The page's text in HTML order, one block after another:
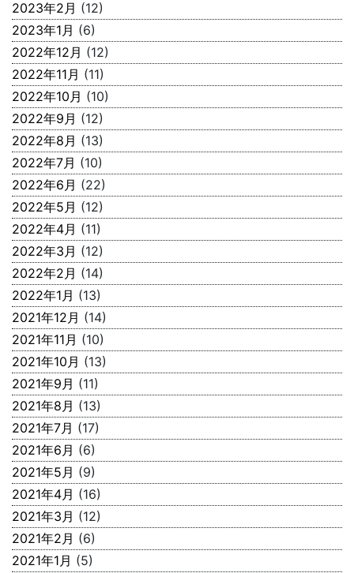
2023年2月 (12)
2023年1月 (6)
2022年12月 (12)
2022年11月 (11)
2022年10月 (10)
2022年9月 (12)
2022年8月 (13)
2022年7月 (10)
2022年6月 (22)
2022年5月 (12)
2022年4月 (11)
2022年3月 (12)
2022年2月 (14)
2022年1月 (13)
2021年12月 (14)
2021年11月 (10)
2021年10月 (13)
2021年9月 (11)
2021年8月 (13)
2021年7月 (17)
2021年6月 (6)
2021年5月 (9)
2021年4月 (16)
2021年3月 (12)
2021年2月 (6)
2021年1月 (5)